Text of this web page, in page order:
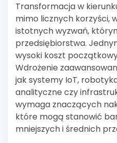
Transformacja w
mimo licznych korzyści,
istotnych wyzwań,
przedsiębiorstwa.
wysoki koszt
Wdrożenie
jak systemy IoT,
analityczne czy
wymaga znaczących
które mogą stanowić
mniejszych i średnich